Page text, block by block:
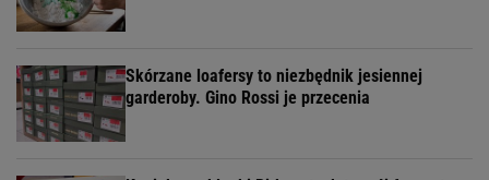
Skórzane loafersy to niezbędnik jesiennej
garderoby. Gino Rossi je przecenia